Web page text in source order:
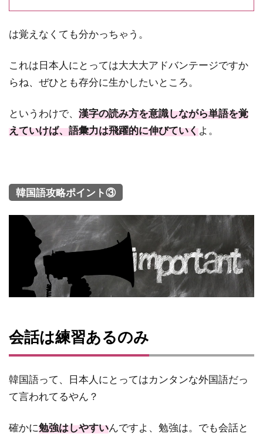
は覚えなくても分かっちゃう。
これは日本人にとっては大大大アドバンテージですか
らね、ぜひとも存分に生かしたいところ。
というわけで、 漢字の読み方を意識しながら単語を覚
えていけば、語彙力は飛躍的に伸びていくよ。
韓国語攻略ポイント③
会話は練習あるのみ
韓国語って、日本人にとってはカンタンな外国語だっ
て言われてるやん？
確かに勉強はしやすいんですよ、勉強は。でも会話と